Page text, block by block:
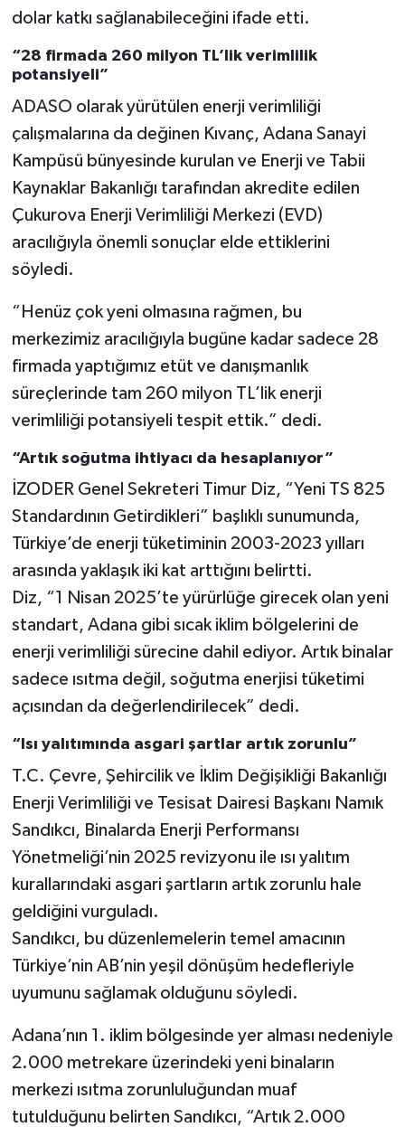
dolar katkı sağlanabileceğini ifade etti.
“28 firmada 260 milyon TL’lik verimlilik
potansiyeli”
ADASO olarak yürütülen enerji verimliliği
çalışmalarına da değinen Kıvanç, Adana Sanayi
Kampüsü bünyesinde kurulan ve Enerji ve Tabii
Kaynaklar Bakanlığı tarafından akredite edilen
Çukurova Enerji Verimliliği Merkezi (EVD)
aracılığıyla önemli sonuçlar elde ettiklerini
söyledi.
“Henüz çok yeni olmasına rağmen, bu
merkezimiz aracılığıyla bugüne kadar sadece 28
firmada yaptığımız etüt ve danışmanlık
süreçlerinde tam 260 milyon TL’lik enerji
verimliliği potansiyeli tespit ettik.” dedi.
“Artık soğutma ihtiyacı da hesaplanıyor”
İZODER Genel Sekreteri Timur Diz, “Yeni TS 825
Standardının Getirdikleri” başlıklı sunumunda,
Türkiye’de enerji tüketiminin 2003-2023 yılları
arasında yaklaşık iki kat arttığını belirtti.
Diz, “1 Nisan 2025’te yürürlüğe girecek olan yeni
standart, Adana gibi sıcak iklim bölgelerini de
enerji verimliliği sürecine dahil ediyor. Artık binalar
sadece ısıtma değil, soğutma enerjisi tüketimi
açısından da değerlendirilecek” dedi.
“Isı yalıtımında asgari şartlar artık zorunlu”
T.C. Çevre, Şehircilik ve İklim Değişikliği Bakanlığı
Enerji Verimliliği ve Tesisat Dairesi Başkanı Namık
Sandıkcı, Binalarda Enerji Performansı
Yönetmeliği’nin 2025 revizyonu ile ısı yalıtım
kurallarındaki asgari şartların artık zorunlu hale
geldiğini vurguladı.
Sandıkcı, bu düzenlemelerin temel amacının
Türkiye’nin AB’nin yeşil dönüşüm hedefleriyle
uyumunu sağlamak olduğunu söyledi.
Adana’nın 1. iklim bölgesinde yer alması nedeniyle
2.000 metrekare üzerindeki yeni binaların
merkezi ısıtma zorunluluğundan muaf
tutulduğunu belirten Sandıkcı, “Artık 2.000